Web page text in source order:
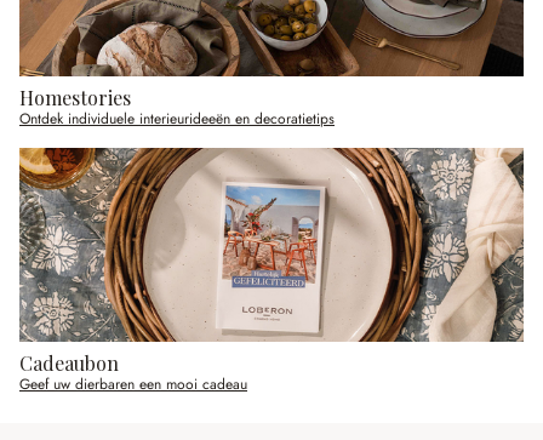
Homestories
Ontdek individuele interieurideeën en decoratietips
Cadeaubon
Geef uw dierbaren een mooi cadeau